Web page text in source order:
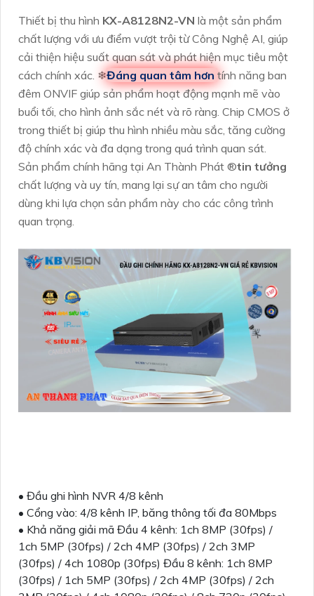
Thiết bị thu hình KX-A8128N2-VN là một sản phẩm
chất lượng với ưu điểm vượt trội từ Công Nghệ AI, giúp
cải thiện hiệu suất quan sát và phát hiện mục tiêu một
cách chính xác. ❄Đáng quan tâm hơn tính năng ban
đêm ONVIF giúp sản phẩm hoạt động mạnh mẽ vào
buổi tối, cho hình ảnh sắc nét và rõ ràng. Chip CMOS ở
trong thiết bị giúp thu hình nhiều màu sắc, tăng cường
độ chính xác và đa dạng trong quá trình quan sát.
Sản phẩm chính hãng tại An Thành Phát ®️tin tưởng
chất lượng và uy tín, mang lại sự an tâm cho người
dùng khi lựa chọn sản phẩm này cho các công trình
quan trọng.
• Đầu ghi hình NVR 4/8 kênh
• Cổng vào: 4/8 kênh IP, băng thông tối đa 80Mbps
• Khả năng giải mã Đầu 4 kênh: 1ch 8MP (30fps) /
1ch 5MP (30fps) / 2ch 4MP (30fps) / 2ch 3MP
(30fps) / 4ch 1080p (30fps) Đầu 8 kênh: 1ch 8MP
(30fps) / 1ch 5MP (30fps) / 2ch 4MP (30fps) / 2ch